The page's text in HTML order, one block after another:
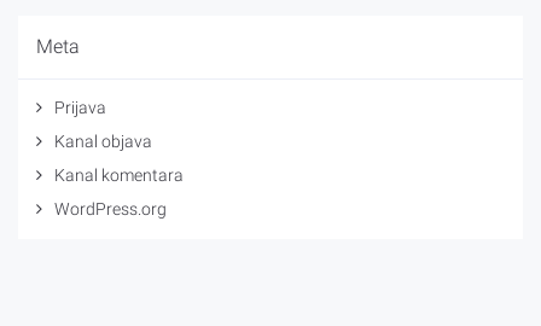
Meta
Prijava
Kanal objava
Kanal komentara
WordPress.org